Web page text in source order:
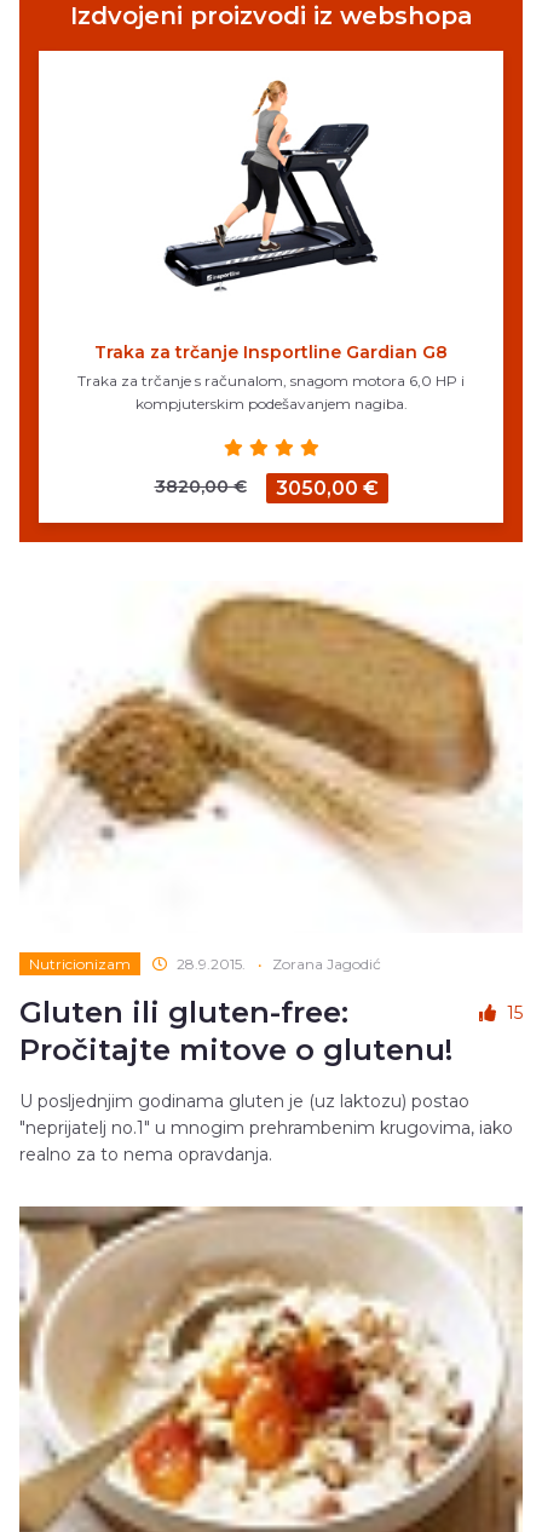
Izdvojeni proizvodi iz webshopa
Traka za trčanje Insportline Gardian G8
Traka za trčanje s računalom, snagom motora 6,0 HP i
kompjuterskim podešavanjem nagiba.
3820,00 € 3050,00 €
Nutricionizam 28.9.2015. • Zorana Jagodić
Gluten ili gluten-free:
Pročitajte mitove o glutenu!
15
U posljednjim godinama gluten je (uz laktozu) postao
"neprijatelj no.1" u mnogim prehrambenim krugovima, iako
realno za to nema opravdanja.